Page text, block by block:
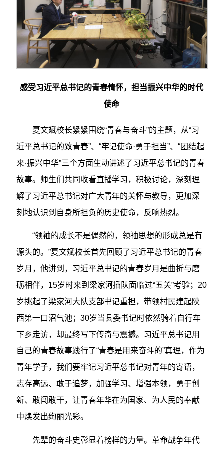
感受习近平总书记的青春情怀，担当振兴中华的时代
使命
夏文斌校长紧紧围绕“青春与奋斗”的主题，从“习
近平总书记的致青春”、“牢记使命·勇于担当”、“团结起
来·振兴中华”三个方面生动讲述了习近平总书记的青春
故事。师生们共同收看直播学习，积极讨论， 深刻理
解了习近平总书记对广大青年的关怀与教导，更加深
刻地认识到自身所担负的历史使命， 反响热烈。
“领袖的成长不是偶然的，领袖思想的形成总是有
源头的。”夏文斌校长首先回顾了习近平总书记的青春
岁月，他讲到，习近平总书记的青春岁月是曲折与磨
砺相伴，15岁时来到梁家河插队面临过“五关”考验；20
岁挑起了梁家河大队支部书记重担，带领村民建起陕
西第一口沼气池；30岁当县委书记时依然骑着自行车
下乡走访，却最终写下传奇与震撼。习近平总书记用
自己的青春故事践行了“青春是用来奋斗的”真理，作为
青年学子，我们要牢记习近平总书记对青年的寄语，
志存高远、敢于追梦，加强学习、增强本领，勇于创
新、敢闯敢干，让青春年华在为国家、为人民的奉献
中焕发出绚丽光彩。
先辈的奋斗史彰显着榜样的力量。革命战争年代